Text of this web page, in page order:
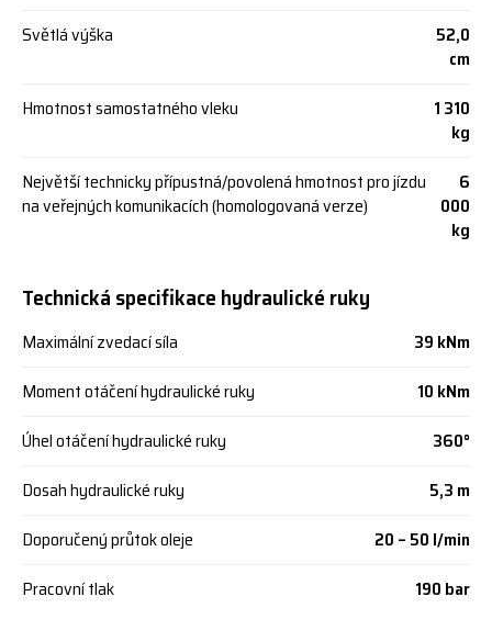
Světlá výška
52,0
cm
Hmotnost samostatného vleku
1 310
kg
Největší technicky přípustná/povolená hmotnost pro jízdu
na veřejných komunikacích (homologovaná verze)
6
000
kg
Technická specifikace hydraulické ruky
Maximální zvedací síla
39 kNm
Moment otáčení hydraulické ruky
10 kNm
Úhel otáčení hydraulické ruky
360°
Dosah hydraulické ruky
5,3 m
Doporučený průtok oleje
20 – 50 l/min
Pracovní tlak
190 bar